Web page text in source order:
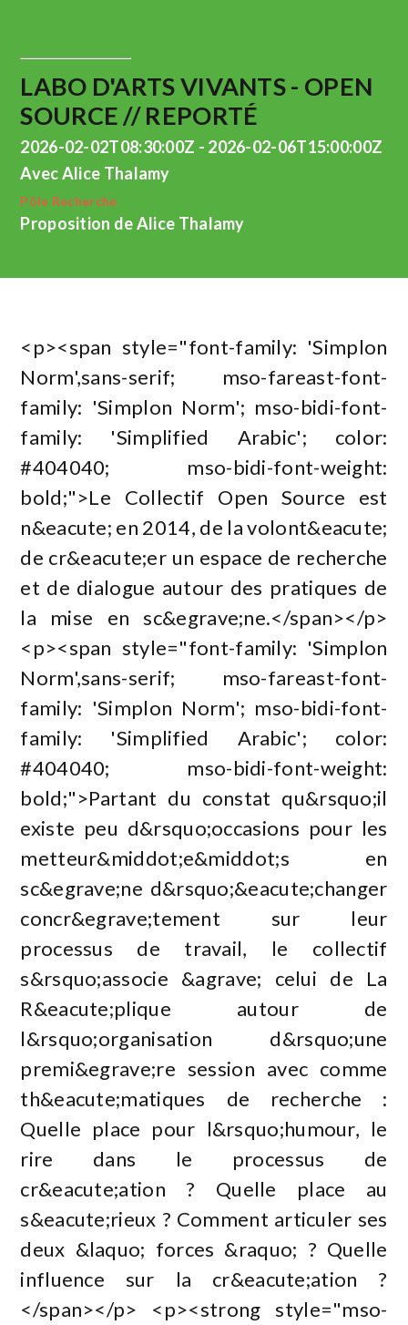
LABO D'ARTS VIVANTS - OPEN
SOURCE // REPORTÉ
2026-02-02T08:30:00Z - 2026-02-06T15:00:00Z
Avec Alice Thalamy
Pôle Recherche
Proposition de Alice Thalamy
<p><span style="font-family: 'Simplon
Norm',sans-serif; mso-fareast-font-
family: 'Simplon Norm'; mso-bidi-font-
family: 'Simplified Arabic'; color:
#404040; mso-bidi-font-weight:
bold;">Le Collectif Open Source est
n&eacute; en 2014, de la volont&eacute;
de cr&eacute;er un espace de recherche
et de dialogue autour des pratiques de
la mise en sc&egrave;ne.</span></p>
<p><span style="font-family: 'Simplon
Norm',sans-serif; mso-fareast-font-
family: 'Simplon Norm'; mso-bidi-font-
family: 'Simplified Arabic'; color:
#404040; mso-bidi-font-weight:
bold;">Partant du constat qu&rsquo;il
existe peu d&rsquo;occasions pour les
metteur&middot;e&middot;s en
sc&egrave;ne d&rsquo;&eacute;changer
concr&egrave;tement sur leur
processus de travail, le collectif
s&rsquo;associe &agrave; celui de La
R&eacute;plique autour de
l&rsquo;organisation d&rsquo;une
premi&egrave;re session avec comme
th&eacute;matiques de recherche :
Quelle place pour l&rsquo;humour, le
rire dans le processus de
cr&eacute;ation ? Quelle place au
s&eacute;rieux ? Comment articuler ses
deux &laquo; forces &raquo; ? Quelle
influence sur la cr&eacute;ation ?
</span></p> <p><strong style="mso-